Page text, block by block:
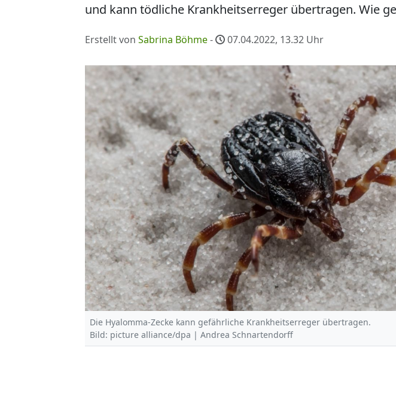
und kann tödliche Krankheitserreger übertragen. Wie
Erstellt von Sabrina Böhme- 07.04.2022, 13.32 Uhr
Die Hyalomma-Zecke kann gefährliche Krankheitserreger übertragen.
Bild: picture alliance/dpa | Andrea Schnartendorff